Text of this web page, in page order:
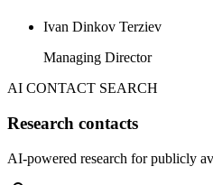
Ivan Dinkov Terziev
Managing Director
AI CONTACT SEARCH
Research contacts
AI-powered research for publicly